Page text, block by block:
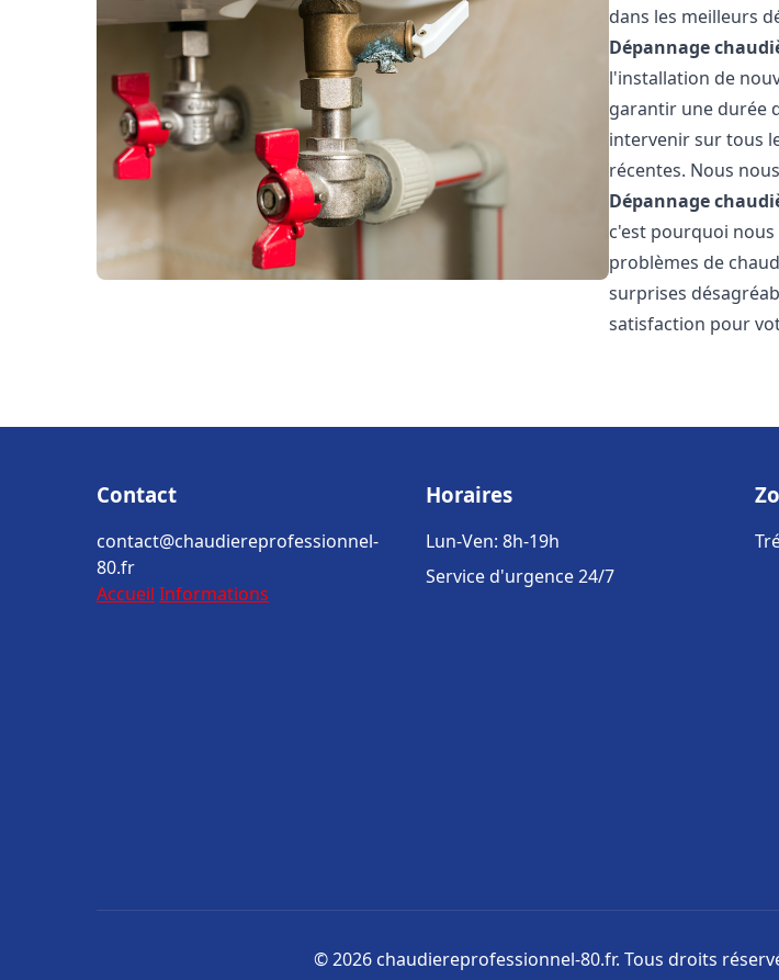
dans les meilleurs
Dépannage
l'installation de
garantir une durée
intervenir sur tous
récentes. Nous
Dépannage
c'est pourquoi
problèmes de
surprises
satisfaction pour
Contact
contact@chaudiereprofessionnel-
80.fr
Accueil Informations
Horaires
Lun-Ven: 8h-19h
Service d'urgence 24/7
© 2026 chaudiereprofessionnel-80.fr. Tous droits